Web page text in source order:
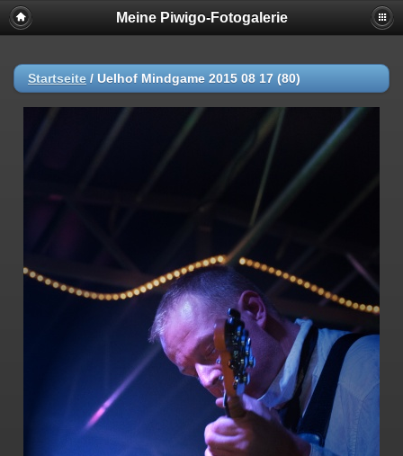
Meine Piwigo-Fotogalerie
Startseite / Uelhof Mindgame 2015 08 17 (80)